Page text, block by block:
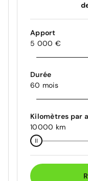
Apport
5 000 €
Durée
60 mois
Kilomètres par
10000 km